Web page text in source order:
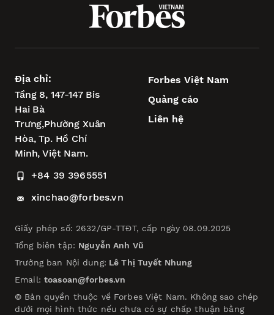
Địa chỉ:
Tầng 8, 147-147 Bis
Hai Bà
Trưng,Phường Xuân
Hòa,Tp. Hồ Chí
Minh, Việt Nam.
+84 39 3965551
xinchao@forbes.vn
Forbes Việt Nam
Quảng cáo
Liên hệ
Giấy phép số: 2632/GP-TTĐT, cấp ngày 08.09.2025
Tổng biên tập: Nguyễn Anh Vũ
Trưởng ban Nội dung: Lê Thị Tuyết Nhung
Email: toasoan@forbes.vn
© Bản quyền thuộc về Forbes Việt Nam. Không sao chép
dưới mọi hình thức nếu chưa có sự chấp thuận bằng